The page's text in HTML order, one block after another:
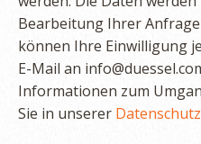
Bearbeitung Ihrer Anfrage
können Ihre Einwilligung
E-Mail an
Informationen zum
Sie in unserer